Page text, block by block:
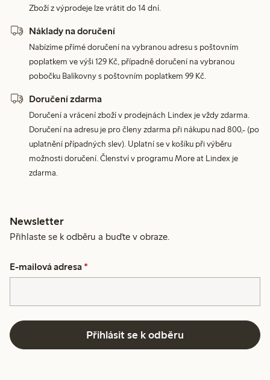
Zboží z výprodeje lze vrátit do 14 dní.
Náklady na doručení
Nabízíme přímé doručení na vybranou adresu s poštovním
poplatkem ve výši 129 Kč, případně doručení na vybranou
pobočku Balíkovny s poštovním poplatkem 99 Kč.
Doručení zdarma
Doručení a vrácení zboží v prodejnách Lindex je vždy zdarma.
Doručení na adresu je pro členy zdarma při nákupu nad 800,- (po
uplatnění případných slev). Uplatní se v košíku při výběru
možnosti doručení. Členství v programu More at Lindex je
zdarma.
Newsletter
Přihlaste se k odběru a buďte v obraze.
E-mailová adresa *
Přihlásit se k odběru